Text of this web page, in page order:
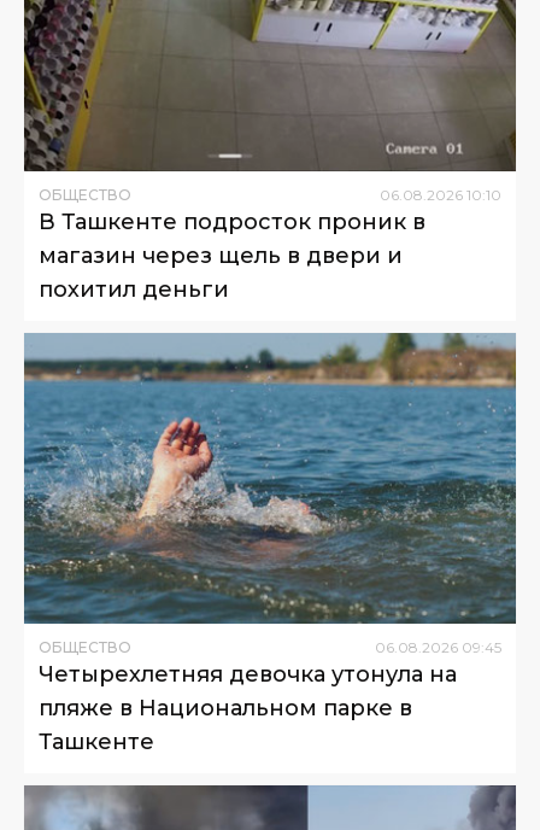
ОБЩЕСТВО 06 08 2026 10:10
В Ташкенте подросток проник в
магазин через щель в двери и
похитил деньги
ОБЩЕСТВО 06 08 2026 09:45
Четырехлетняя девочка утонула на
пляже в Национальном парке в
Ташкенте